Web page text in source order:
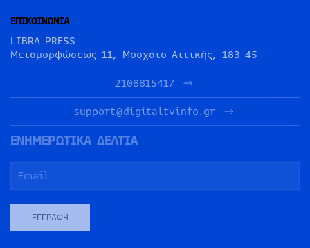
ΕΠΙΚΟΙΝΩΝΙΑ
LIBRA PRESS
Μεταμορφώσεως 11, Μοσχάτο Αττικής, 183 45
2108815417
support@digitaltvinfo.gr
ΕΝΗΜΕΡΩΤΙΚΑ ΔΕΛΤΙΑ
ΕΓΓΡΑΦΉ